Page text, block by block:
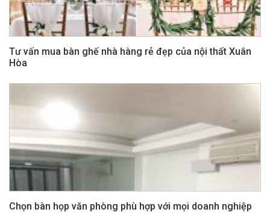
Tư vấn mua bàn ghế nhà hàng rẻ đẹp của nội thất Xuân
Hòa
Chọn bàn họp văn phòng phù hợp với mọi doanh nghiệp